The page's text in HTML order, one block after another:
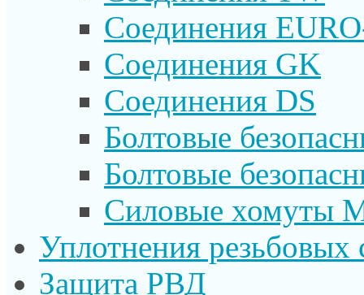
Соединения
Соединения GK
Соединения DS
Болтовые
Болтовые
Силовые хомуты
Уплотнения резьбовых
Защита РВД